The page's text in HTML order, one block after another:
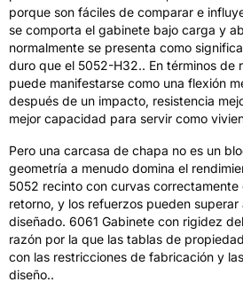
porque son fáciles de comparar e
se comporta el gabinete bajo carga y
normalmente se presenta como
duro que el 5052-H32.. En términos de
puede manifestarse como una flexión
después de un impacto, resistencia
mejor capacidad para servir como
Pero una carcasa de chapa no es un
geometría a menudo domina el
5052 recinto con curvas
retorno, y los refuerzos pueden superar
diseñado. 6061 Gabinete con rigidez
razón por la que las tablas de
con las restricciones de fabricación y
diseño..